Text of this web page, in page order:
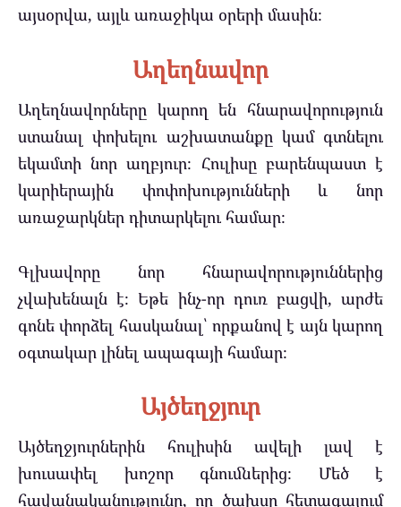
այսօրվա, այլև առաջիկա օրերի մասին։
Աղեղնավոր
Աղեղնավորները կարող են հնարավորություն
ստանալ փոխելու աշխատանքը կամ գտնելու
եկամտի նոր աղբյուր։ Հուլիսը բարենպաստ է
կարիերային փոփոխությունների և նոր
առաջարկներ դիտարկելու համար։
Գլխավորը նոր հնարավորություններից
չվախենալն է։ Եթե ինչ-որ դուռ բացվի, արժե
գոնե փորձել հասկանալ՝ որքանով է այն կարող
օգտակար լինել ապագայի համար։
Այծեղջյուր
Այծեղջյուրներին հուլիսին ավելի լավ է
խուսափել խոշոր գնումներից։ Մեծ է
հավանականությունը, որ ծախսը հետագայում